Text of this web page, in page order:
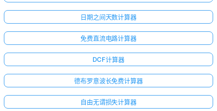
日期之间天数计算器
免费直流电路计算器
DCF计算器
德布罗意波长免费计算器
自由无谓损失计算器